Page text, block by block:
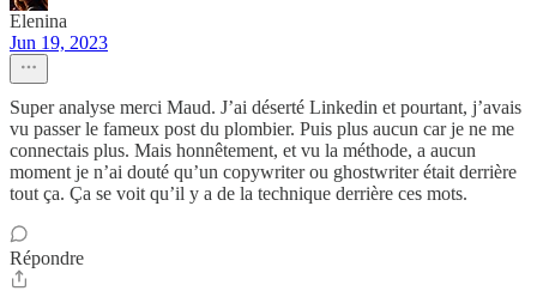
Elenina
Jun 19, 2023
Super analyse merci Maud. J’ai déserté Linkedin et pourtant, j’avais
vu passer le fameux post du plombier. Puis plus aucun car je ne me
connectais plus. Mais honnêtement, et vu la méthode, a aucun
moment je n’ai douté qu’un copywriter ou ghostwriter était derrière
tout ça. Ça se voit qu’il y a de la technique derrière ces mots.
Répondre